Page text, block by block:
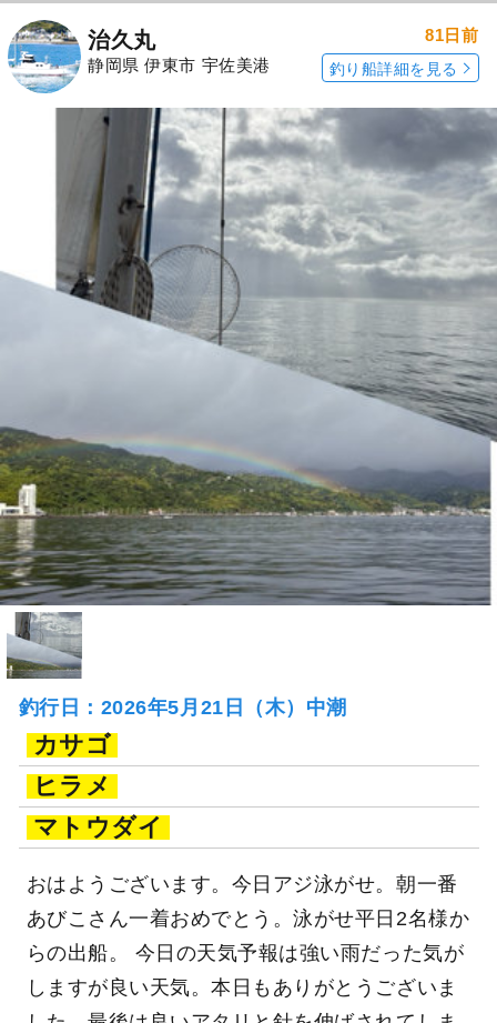
治久丸
静岡県 伊東市 宇佐美港
81日前
釣り船詳細を見る
釣行日：2026年5月21日（木）中潮
カサゴ
ヒラメ
マトウダイ
おはようございます。今日アジ泳がせ。朝一番
あびこさん一着おめでとう。泳がせ平日2名様か
らの出船。 今日の天気予報は強い雨だった気が
しますが良い天気。本日もありがとうございま